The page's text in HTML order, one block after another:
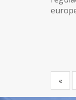
«